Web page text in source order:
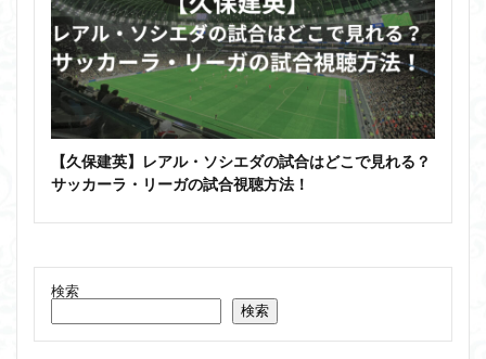
【久保建英】レアル・ソシエダの試合はどこで見れる？
サッカーラ・リーガの試合視聴方法！
検索
検索